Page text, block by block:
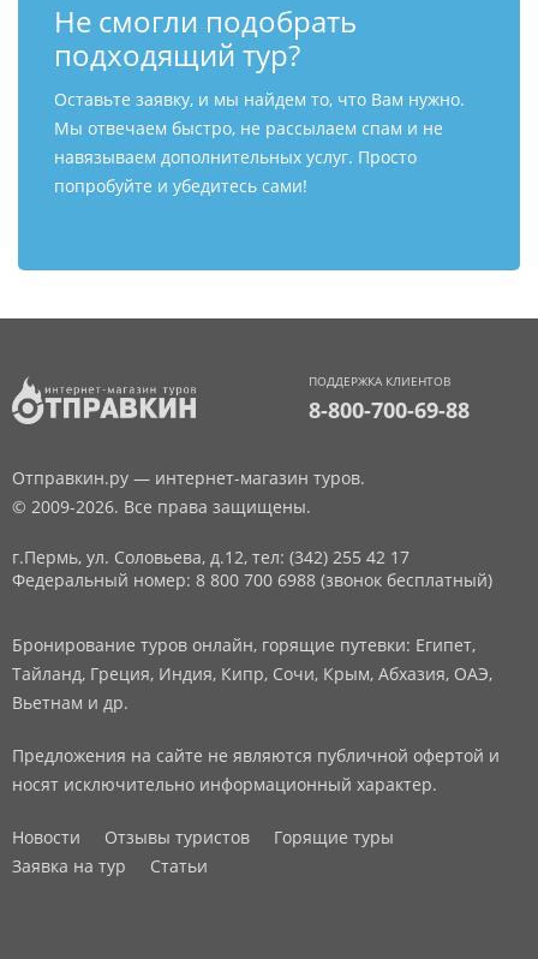
Не смогли подобрать
подходящий тур?
Оставьте заявку, и мы найдем то, что Вам нужно.
Мы отвечаем быстро, не рассылаем спам и не
навязываем дополнительных услуг. Просто
попробуйте и убедитесь сами!
ПОДДЕРЖКА КЛИЕНТОВ
8-800-700-69-88
Отправкин.ру — интернет-магазин туров.
© 2009-2026. Все права защищены.
г.Пермь, ул. Соловьева, д.12, тел: (342) 255 42 17
Федеральный номер: 8 800 700 6988 (звонок бесплатный)
Бронирование туров онлайн, горящие путевки: Египет,
Тайланд, Греция, Индия, Кипр, Сочи, Крым, Абхазия, ОАЭ,
Вьетнам и др.
Предложения на сайте не являются публичной офертой и
носят исключительно информационный характер.
Новости Отзывы туристов
Горящие туры
Заявка на тур
Статьи